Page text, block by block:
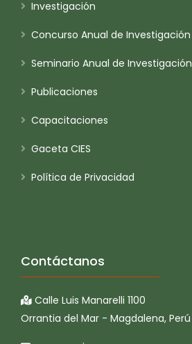
Investigación
Concurso Anual de Investigación
Seminario Anual de Investigación
Publicaciones
Capacitaciones
Gaceta CIES
Política de Privacidad
Contáctanos
Calle Luis Manarelli 1100
Orrantia del Mar - Magdalena, Perú